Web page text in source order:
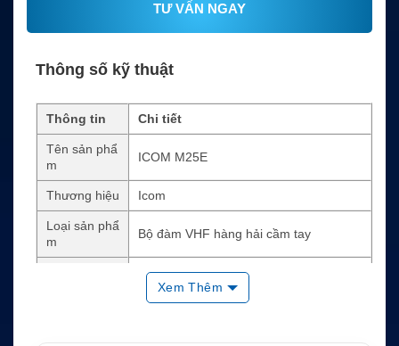
TƯ VẤN NGAY
Thông số kỹ thuật
Thông tin Chi tiết
Tên sản phẩ
m
ICOM M25E
Thương hiệu Icom
Loại sản phẩ
m
Bộ đàm VHF hàng hải cầm tay
5W Xem Thêm